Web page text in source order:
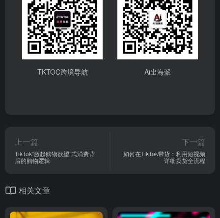
TKTOC跨境导航 Ai出海派
上一篇
TikTok“激起购物欲望”式消费背
后的购物逻辑
下一篇
如何在TikTok带货：利用短视频
详细卖货全流程
相关文章